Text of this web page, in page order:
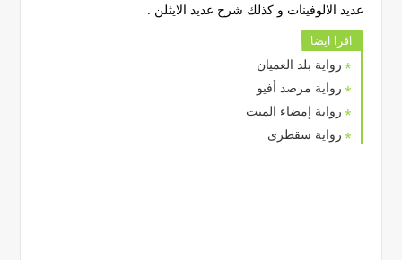
عديد الالوفينات و كذلك شرح عديد الايثلن .
اقرا ايضا
رواية بلد العميان
رواية مرصد أفيو
رواية إمضاء الميت
رواية سقطرى